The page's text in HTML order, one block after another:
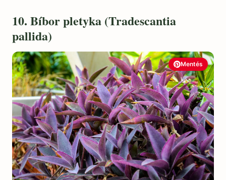
10. Bíbor pletyka (Tradescantia
pallida)
Mentés